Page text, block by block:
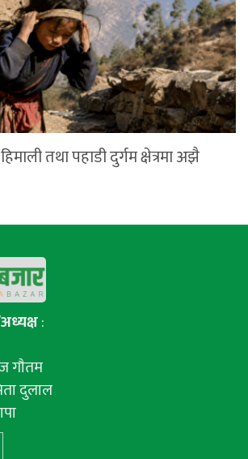
तथा पहाडी दुर्गम क्षेत्रमा अझै
:
गाैतम
दुलाल